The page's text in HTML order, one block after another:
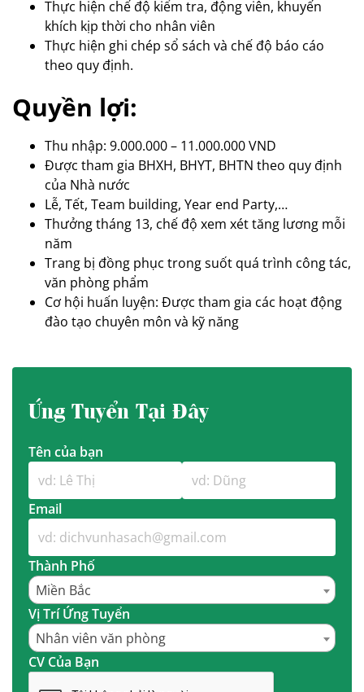
Thực hiện chế độ kiểm tra, động viên, khuyến
khích kịp thời cho nhân viên
Thực hiện ghi chép sổ sách và chế độ báo cáo
theo quy định.
Quyền lợi:
Thu nhập: 9.000.000 – 11.000.000 VND
Được tham gia BHXH, BHYT, BHTN theo quy định
của Nhà nước
Lễ, Tết, Team building, Year end Party,…
Thưởng tháng 13, chế độ xem xét tăng lương mỗi
năm
Trang bị đồng phục trong suốt quá trình công tác,
văn phòng phẩm
Cơ hội huấn luyện: Được tham gia các hoạt động
đào tạo chuyên môn và kỹ năng
Ứng Tuyển Tại Đây
Tên của bạn
Email
Thành Phố
Miền Bắc
Vị Trí Ứng Tuyển
Nhân viên văn phòng
CV Của Bạn